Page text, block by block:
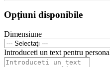
Opţiuni disponibile
Dimensiune
Introduceti un text pentru